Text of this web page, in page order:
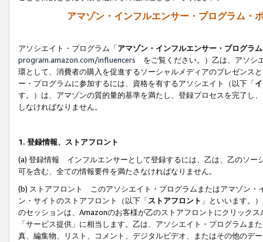
アマゾン・インフルエンサー・プログラム・
アソシエイト・プログラム「アマゾン・インフルエンサー・プログラム
program.amazon.com/influencers をご覧ください。）乙は、アソシ
環として、消費者の購入を促進するソーシャルメディアのプレゼンス
ー・プログラムに参加するには、資格を有するアソシエイト（以下「
す。）は、アマゾンの質的量的基準を満たし、登録プロセスを完了し、
しなければなりません。
1. 登録情報、ストアフロント
(a) 登録情報 インフルエンサーとして登録するには、乙は、乙のソー
可を含む、全ての情報要件を満たさなければなりません。
(b) ストアフロント このアソシエイト・プログラムまたはアマゾン・
ン・サイトのストアフロント（以下「ストアフロント 」といいます。
のセッションは、Amazonのお客様が乙のストアフロントにクリック
「サービス提供」に相当します。乙は、アソシエイト・プログラム
真、編集物、リスト、コメント、デジタルビデオ、またはその他のデ